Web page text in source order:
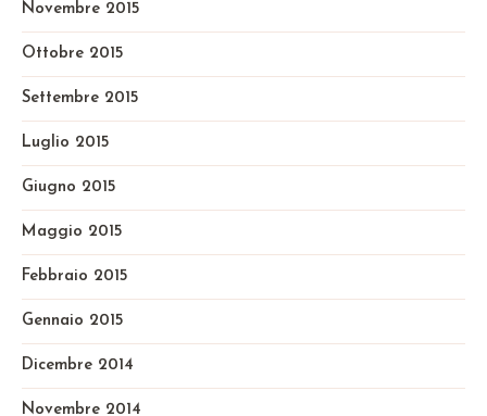
Novembre 2015
Ottobre 2015
Settembre 2015
Luglio 2015
Giugno 2015
Maggio 2015
Febbraio 2015
Gennaio 2015
Dicembre 2014
Novembre 2014